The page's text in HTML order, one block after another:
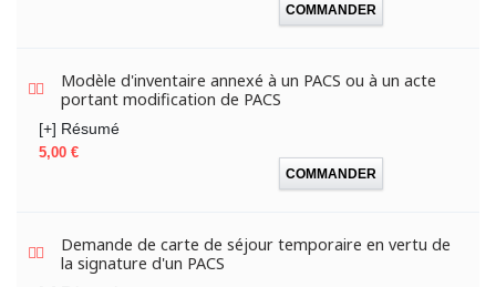
COMMANDER
Modèle d'inventaire annexé à un PACS ou à un acte
portant modification de PACS
[+] Résumé
Prix
5,00 €
COMMANDER
Demande de carte de séjour temporaire en vertu de
la signature d'un PACS